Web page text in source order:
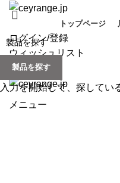
トップページ
ログイン/登録
ウィッシュリスト
0items / ¥
メニュー
製品を探す
入力を開始して、探してい